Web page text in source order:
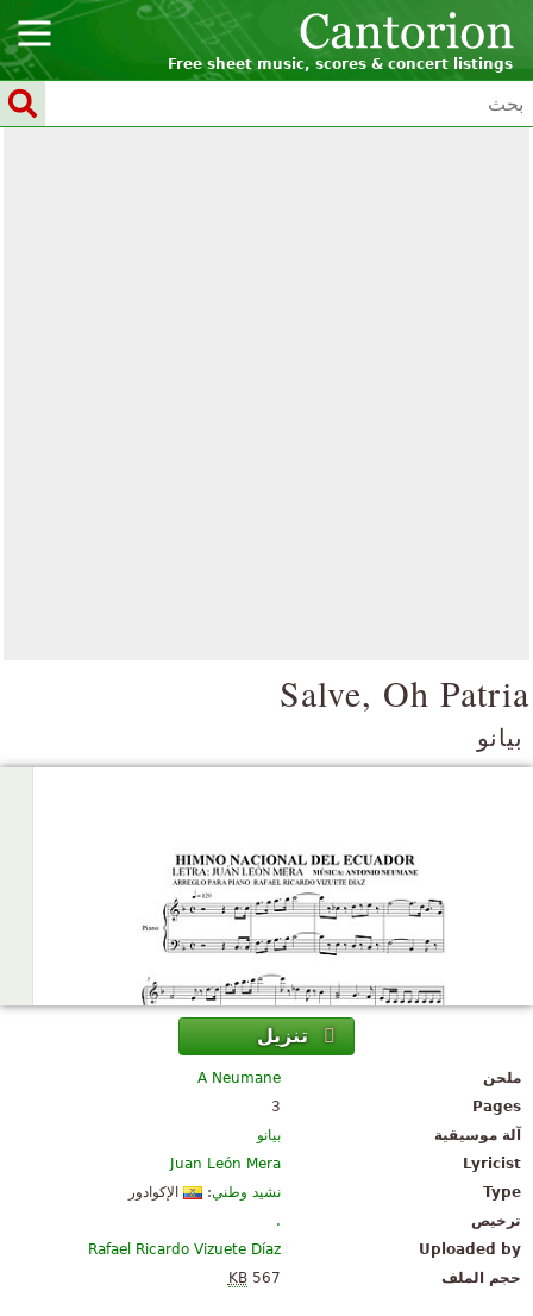
Free sheet music, scores & concert listings
Salve, Oh Patria
بيانو
تنزيل
ملحن
A Neumane
Pages
3
آلة موسيقية
بيانو
Lyricist
Juan León Mera
Type
نشيد وطني:
الإكوادور
ترخيص
.
Uploaded by
Rafael Ricardo Vizuete Díaz
حجم الملف
567
KB